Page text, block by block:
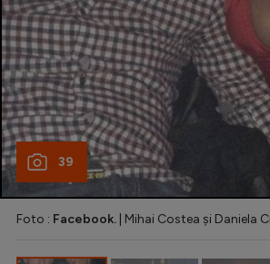
Natație
Formula 1
Gimnastică
Auto
Rugby
Alte sporturi
JO 2024
39
Foto : Facebook. | Mihai Costea și Daniela